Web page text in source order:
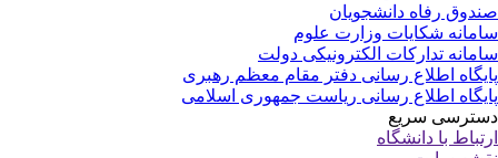
رفاه دانشجویان
شکایات وزارت علوم
تدارکات الکترونیکی دولت
اطلاع رسانی دفتر مقام معظم رهبری
اطلاع رسانی ریاست جمهوری اسلامی
سریع
با دانشگاه